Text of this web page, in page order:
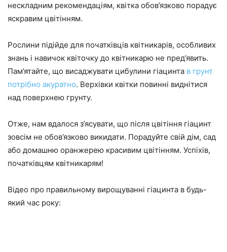
нескладним рекомендаціям, квітка обов’язково порадує
яскравим цвітінням.
Рослини підійде для початківців квітникарів, особливих
знань і навичок квіточку до квітникарю не пред’явить.
Пам’ятайте, що висаджувати цибулини гіацинта в грунт
потрібно акуратно. Верхівки квітки повинні виднітися
над поверхнею грунту.
Отже, нам вдалося з’ясувати, що після цвітіння гіацинт
зовсім не обов’язково викидати. Порадуйте свій дім, сад
або домашню оранжерею красивим цвітінням. Успіхів,
початківцям квітникарям!
Відео про правильному вирощуванні гіацинта в будь-
який час року: